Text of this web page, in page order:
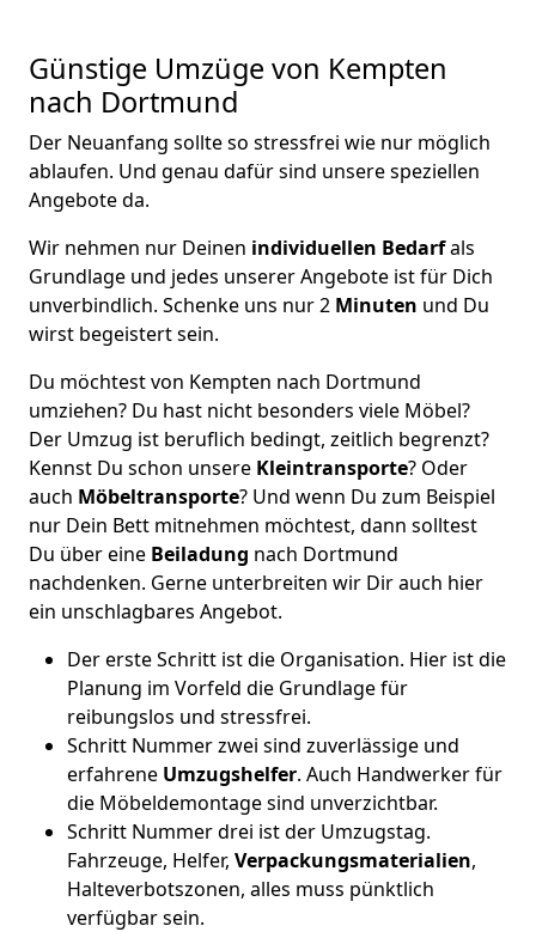
Günstige Umzüge von Kempten
nach Dortmund
Der Neuanfang sollte so stressfrei wie nur möglich
ablaufen. Und genau dafür sind unsere speziellen
Angebote da.
Wir nehmen nur Deinen individuellen Bedarfals
Grundlage und jedes unserer Angebote ist für Dich
unverbindlich. Schenke uns nur 2 Minuten und Du
wirst begeistert sein.
Du möchtest von Kempten nach Dortmund
umziehen? Du hast nicht besonders viele Möbel?
Der Umzug ist beruflich bedingt, zeitlich begrenzt?
Kennst Du schon unsere Kleintransporte? Oder
auch Möbeltransporte? Und wenn Du zum Beispiel
nur Dein Bett mitnehmen möchtest, dann solltest
Du über eine Beiladung nach Dortmund
nachdenken. Gerne unterbreiten wir Dir auch hier
ein unschlagbares Angebot.
Der erste Schritt ist die Organisation. Hier ist die
Planung im Vorfeld die Grundlage für
reibungslos und stressfrei.
Schritt Nummer zwei sind zuverlässige und
erfahrene Umzugshelfer. Auch Handwerker für
die Möbeldemontage sind unverzichtbar.
Schritt Nummer drei ist der Umzugstag.
Fahrzeuge, Helfer, Verpackungsmaterialien,
Halteverbotszonen, alles muss pünktlich
verfügbar sein.